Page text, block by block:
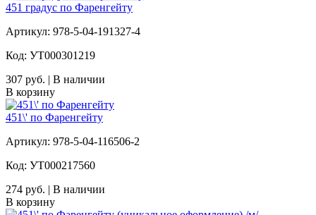
451 градус по Фаренгейту
Артикул: 978-5-04-191327-4
Код: УТ000301219
307 руб. | В наличии
В корзину
451\' по Фаренгейту
Артикул: 978-5-04-116506-2
Код: УТ000217560
274 руб. | В наличии
В корзину